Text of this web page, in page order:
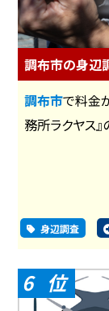
調布市の身辺
調布市で料金
務所ラクヤス
身辺調査
6